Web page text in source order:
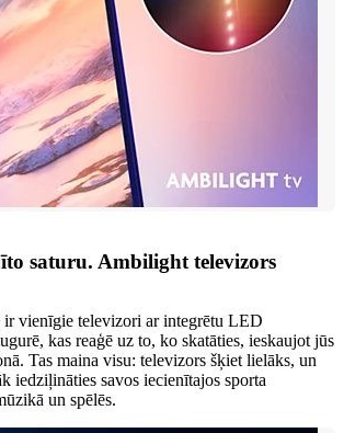
saturu. Ambilight televizors
vienīgie televizori ar integrētu LED
kas reaģē uz to, ko skatāties, ieskaujot jūs
Tas maina visu: televizors šķiet lielāks, un
iedziļināties savos iecienītajos sporta
un spēlēs.